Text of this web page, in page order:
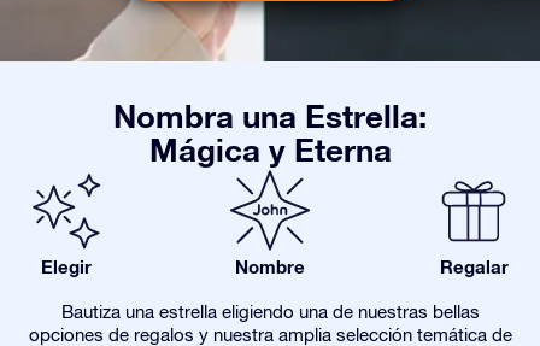
Nombra una Estrella:
Mágica y Eterna
Elegir Nombre Regalar
Bautiza una estrella eligiendo una de nuestras bellas
opciones de regalos y nuestra amplia selección temática de